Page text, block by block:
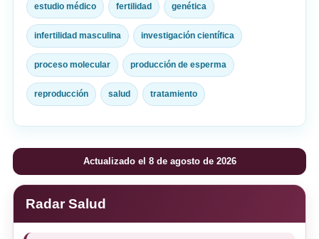
estudio médico fertilidad genética
infertilidad masculina investigación científica
proceso molecular producción de esperma
reproducción salud tratamiento
Actualizado el 8 de agosto de 2026
Radar Salud